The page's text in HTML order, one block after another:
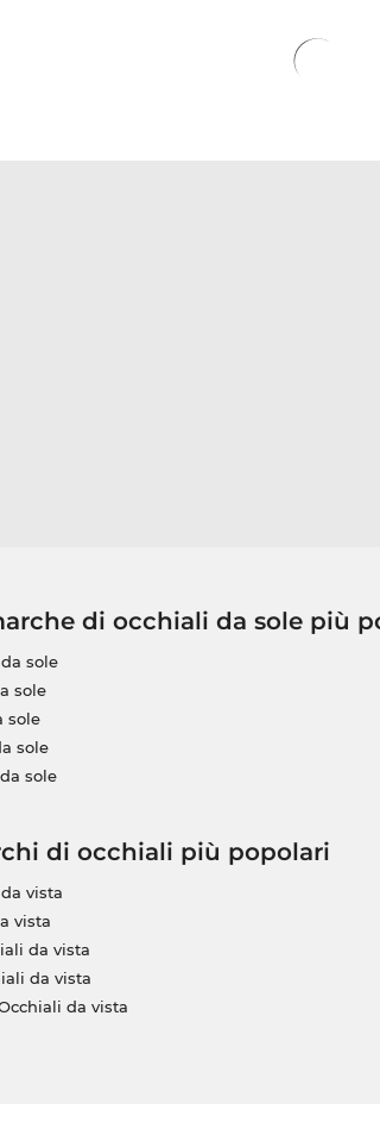
di occhiali da sole più
sole
sole
sole
sole
sole
di occhiali più popolari
vista
vista
da vista
da vista
da vista